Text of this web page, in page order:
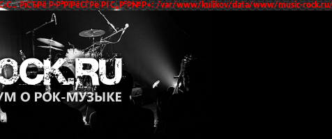
РїСЂРё Р·Р°РїРёСЃРё РІ С„Р°Р№Р»: /var/www/kulikov/data/www/music-